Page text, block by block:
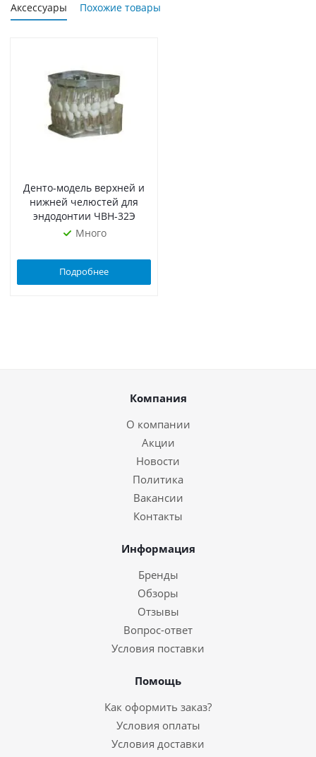
Аксессуары Похожие товары
Денто-модель верхней и
нижней челюстей для
эндодонтии ЧВН-32Э
Много
Подробнее
Компания
О компании
Акции
Новости
Политика
Вакансии
Контакты
Информация
Бренды
Обзоры
Отзывы
Вопрос-ответ
Условия поставки
Помощь
Как оформить заказ?
Условия оплаты
Условия доставки